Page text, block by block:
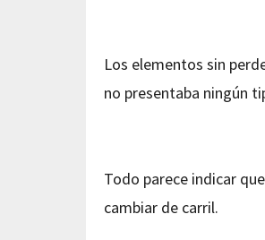
Los elementos sin
no presentaba ningún
Todo parece indicar
cambiar de carril.